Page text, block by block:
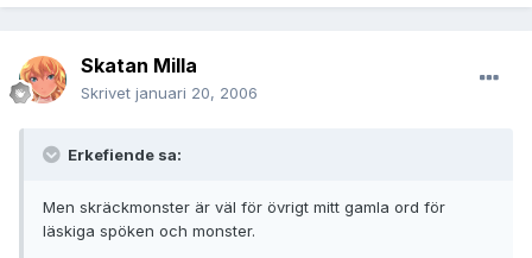
Skatan Milla
Skrivet januari 20, 2006
Erkefiende sa:
Men skräckmonster är väl för övrigt mitt gamla ord för
läskiga spöken och monster.